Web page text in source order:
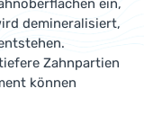
ein,
demineralisiert,
Zahnpartien
können